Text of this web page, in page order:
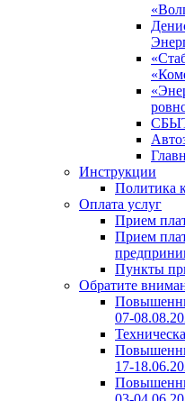
Инструкции
Политика
Оплата услуг
Прием
Прием
Пункты
Обратите
07-
17-